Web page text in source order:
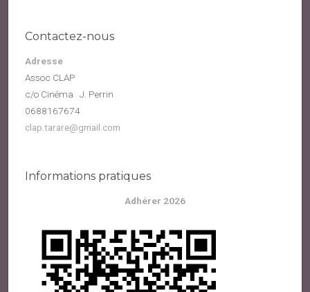
Contactez-nous
Adresse
Assoc CLAP
c/o Cinéma J. Perrin
0688167674
clap.tarare@gmail.com
Informations pratiques
Adhérer 2026